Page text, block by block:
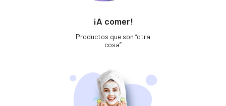
¡A comer!
Productos que son “otra
cosa”